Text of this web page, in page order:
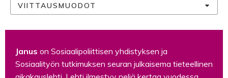
VIITTAUSMUODOT
Janus on Sosiaalipoliittisen yhdistyksen ja
Sosiaalityön tutkimuksen seuran julkaisema tieteellinen